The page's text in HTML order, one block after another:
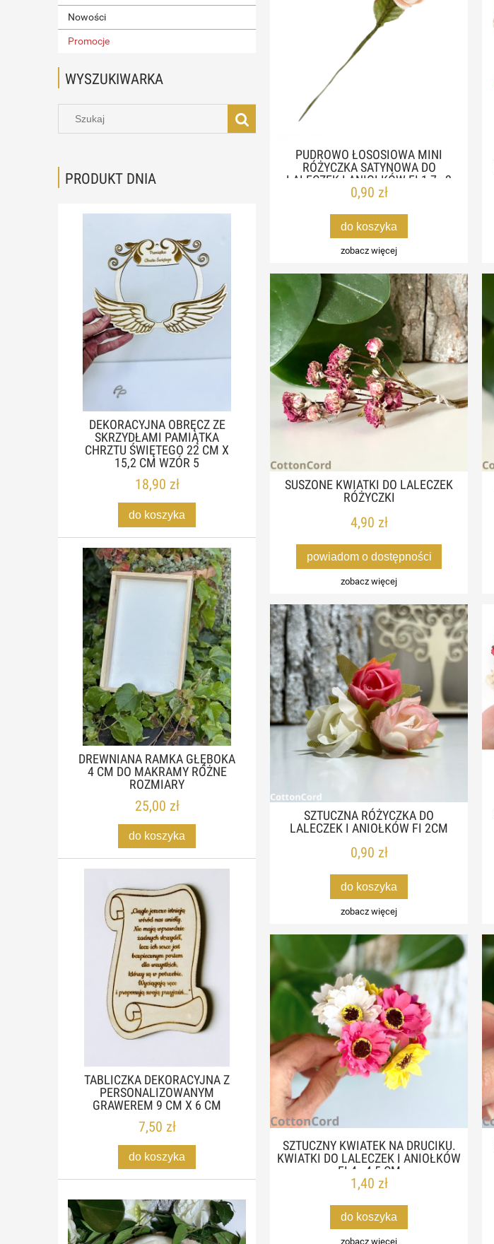
Nowości
Promocje
WYSZUKIWARKA
PRODUKT DNIA
DEKORACYJNA OBRĘCZ ZE
SKRZYDŁAMI PAMIĄTKA
CHRZTU ŚWIĘTEGO 22 CM X
15,2 CM WZÓR 5
18,90 zł
do koszyka
DREWNIANA RAMKA GŁĘBOKA
4 CM DO MAKRAMY RÓŻNE
ROZMIARY
25,00 zł
do koszyka
TABLICZKA DEKORACYJNA Z
PERSONALIZOWANYM
GRAWEREM 9 CM X 6 CM
7,50 zł
do koszyka
PUDROWO ŁOSOSIOWA MINI
RÓŻYCZKA SATYNOWA DO
LALECZEK I ANIOŁKÓW FI 1,7 - 2
CM
0,90 zł
do koszyka
zobacz więcej
SUSZONE KWIATKI DO LALECZEK
RÓŻYCZKI
4,90 zł
powiadom o dostępności
zobacz więcej
SZTUCZNA RÓŻYCZKA DO
LALECZEK I ANIOŁKÓW FI 2CM
0,90 zł
do koszyka
zobacz więcej
SZTUCZNY KWIATEK NA DRUCIKU.
KWIATKI DO LALECZEK I ANIOŁKÓW
FI 4 - 4,5 CM
1,40 zł
do koszyka
zobacz więcej